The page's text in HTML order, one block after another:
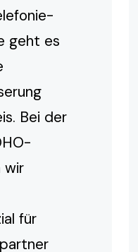
geht es
Bei der
wir
für